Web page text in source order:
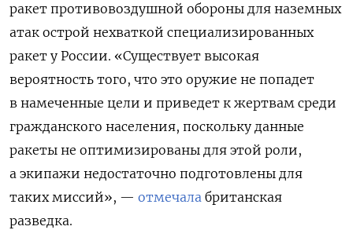
ракет противовоздушной обороны для наземных
атак острой нехваткой специализированных
ракет у России. «Существует высокая
вероятность того, что это оружие не попадет
в намеченные цели и приведет к жертвам среди
гражданского населения, поскольку данные
ракеты не оптимизированы для этой роли,
а экипажи недостаточно подготовлены для
таких миссий», — отмечала британская
разведка.